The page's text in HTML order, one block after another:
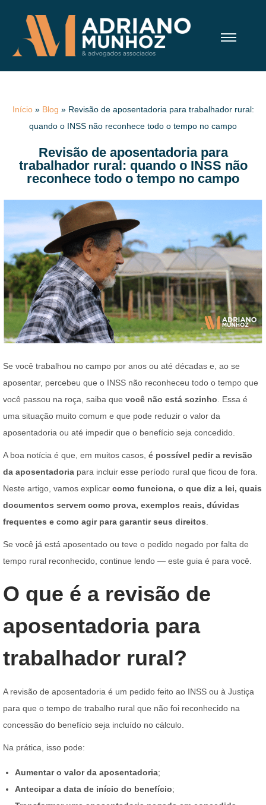
Início» Blog » Revisão de aposentadoria para trabalhador rural:
quando o INSS não reconhece todo o tempo no campo
Revisão de aposentadoria para
trabalhador rural: quando o INSS não
reconhece todo o tempo no campo
Se você trabalhou no campo por anos ou até décadas e, ao se
aposentar, percebeu que o INSS não reconheceu todo o tempo que
você passou na roça, saiba que você não está sozinho . Essa é
uma situação muito comum e que pode reduzir o valor da
aposentadoria ou até impedir que o benefício seja concedido.
A boa notícia é que, em muitos casos, é possível pedir a revisão
da aposentadoria para incluir esse período rural que ficou de fora.
Neste artigo, vamos explicar como funciona, o que diz a lei, quais
documentos servem como prova, exemplos reais, dúvidas
frequentes e como agir para garantir seus direitos
Se você já está aposentado ou teve o pedido negado por falta de
tempo rural reconhecido, continue lendo — este guia é para você.
O que é a revisão de
aposentadoria para
trabalhador rural?
A revisão de aposentadoria é um pedido feito ao INSS ou à Justiça
para que o tempo de trabalho rural que não foi reconhecido na
concessão do benefício seja incluído no cálculo.
Na prática, isso pode:
Aumentar o valor da aposentadoria;
Antecipar a data de início do benefício;